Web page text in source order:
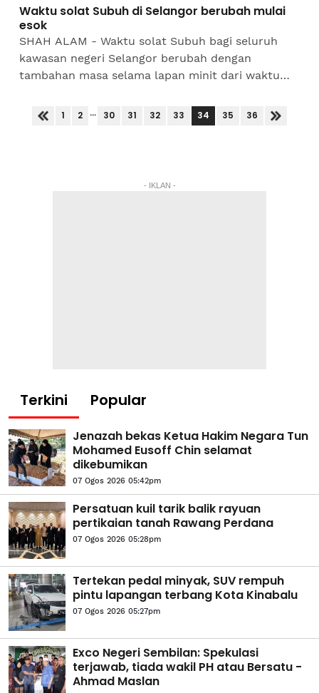
Waktu solat Subuh di Selangor berubah mulai
esok
SHAH ALAM - Waktu solat Subuh bagi seluruh
kawasan negeri Selangor berubah dengan
tambahan masa selama lapan minit dari waktu
dalam satu kenyataan berkata,...
1 2 ... 30 31 32 33 34 35 36
- IKLAN -
Terkini Popular
Jenazah bekas Ketua Hakim Negara Tun
Mohamed Eusoff Chin selamat
dikebumikan
07 Ogos 2026 05:42pm
Persatuan kuil tarik balik rayuan
pertikaian tanah Rawang Perdana
07 Ogos 2026 05:28pm
Tertekan pedal minyak, SUV rempuh
pintu lapangan terbang Kota Kinabalu
07 Ogos 2026 05:27pm
Exco Negeri Sembilan: Spekulasi
terjawab, tiada wakil PH atau Bersatu -
Ahmad Maslan